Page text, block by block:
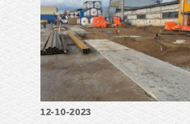
12-10-2023